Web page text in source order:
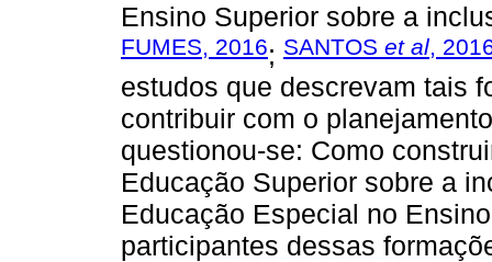
Ensino Superior sobre a
FUMES, 2016; SANTOS et al ,
estudos que descrevam tais
contribuir com o
questionou-se: Como
Educação Superior sobre a
Educação Especial no
participantes dessas